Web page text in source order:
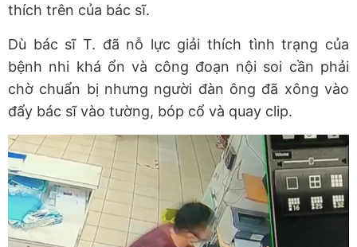
thích trên của bác sĩ.
Dù bác sĩ T. đã nỗ lực giải thích tình trạng của
bệnh nhi khá ổn và công đoạn nội soi cần phải
chờ chuẩn bị nhưng người đàn ông đã xông vào
đẩy bác sĩ vào tường, bóp cổ và quay clip.